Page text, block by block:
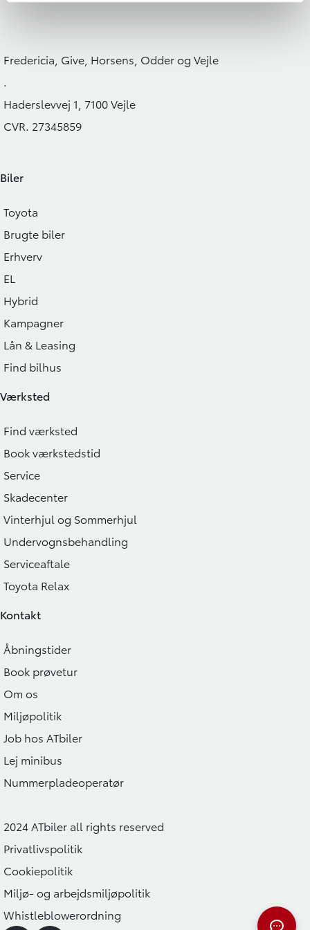
Fredericia, Give, Horsens, Odder og Vejle
.
Haderslevvej 1, 7100 Vejle
CVR. 27345859
Biler
Toyota
Brugte biler
Erhverv
EL
Hybrid
Kampagner
Lån & Leasing
Find bilhus
Værksted
Find værksted
Book værkstedstid
Service
Skadecenter
Vinterhjul og Sommerhjul
Undervognsbehandling
Serviceaftale
Toyota Relax
Kontakt
Åbningstider
Book prøvetur
Om os
Miljøpolitik
Job hos ATbiler
Lej minibus
Nummerpladeoperatør
2024 ATbiler all rights reserved
Privatlivspolitik
Cookiepolitik
Miljø- og arbejdsmiljøpolitik
Whistleblowerordning